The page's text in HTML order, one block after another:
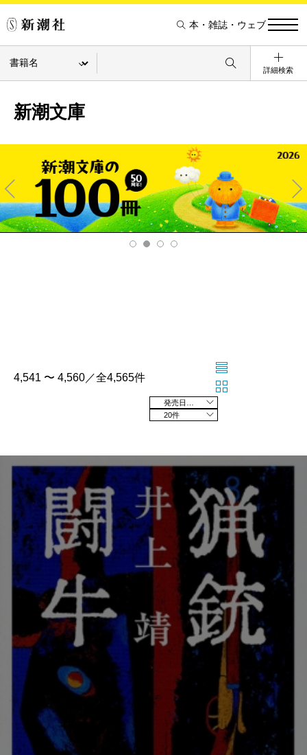
本・雑誌・ウェブ
詳細検索
新潮文庫
Pre
v
Ne
xt
4,541 〜 4,560／全4,565件
20件